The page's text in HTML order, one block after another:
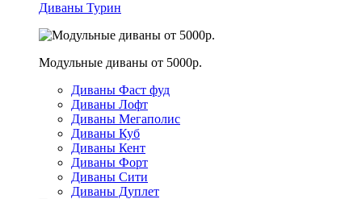
Диваны Турин
Модульные диваны от 5000р.
Диваны Фаст фуд
Диваны Лофт
Диваны Мегаполис
Диваны Куб
Диваны Кент
Диваны Форт
Диваны Сити
Диваны Дуплет